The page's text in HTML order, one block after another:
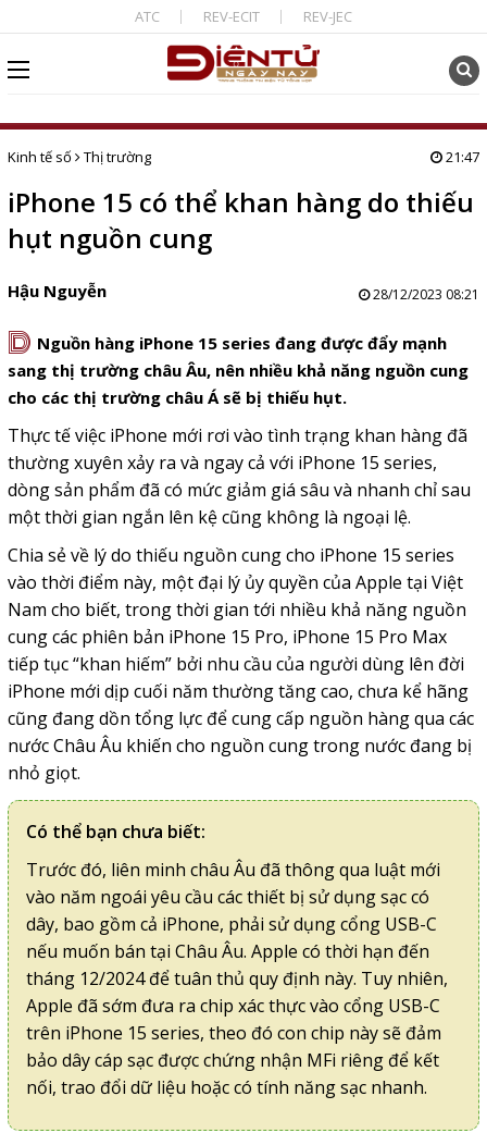
ATC REV-ECIT REV-JEC
Kinh tế số Thị trường 21:47
iPhone 15 có thể khan hàng do thiếu
hụt nguồn cung
Hậu Nguyễn 28/12/2023 08:21
D Nguồn hàng iPhone 15 series đang được đẩy mạnh
sang thị trường châu Âu, nên nhiều khả năng nguồn cung
cho các thị trường châu Á sẽ bị thiếu hụt.
Thực tế việc iPhone mới rơi vào tình trạng khan hàng đã
thường xuyên xảy ra và ngay cả với iPhone 15 series,
dòng sản phẩm đã có mức giảm giá sâu và nhanh chỉ sau
một thời gian ngắn lên kệ cũng không là ngoại lệ.
Chia sẻ về lý do thiếu nguồn cung cho iPhone 15 series
vào thời điểm này, một đại lý ủy quyền của Apple tại Việt
Nam cho biết, trong thời gian tới nhiều khả năng nguồn
cung các phiên bản iPhone 15 Pro, iPhone 15 Pro Max
tiếp tục “khan hiếm” bởi nhu cầu của người dùng lên đời
iPhone mới dịp cuối năm thường tăng cao, chưa kể hãng
cũng đang dồn tổng lực để cung cấp nguồn hàng qua các
nước Châu Âu khiến cho nguồn cung trong nước đang bị
nhỏ giọt.
Có thể bạn chưa biết:
Trước đó, liên minh châu Âu đã thông qua luật mới
vào năm ngoái yêu cầu các thiết bị sử dụng sạc có
dây, bao gồm cả iPhone, phải sử dụng cổng USB-C
nếu muốn bán tại Châu Âu. Apple có thời hạn đến
tháng 12/2024 để tuân thủ quy định này. Tuy nhiên,
Apple đã sớm đưa ra chip xác thực vào cổng USB-C
trên iPhone 15 series, theo đó con chip này sẽ đảm
bảo dây cáp sạc được chứng nhận MFi riêng để kết
nối, trao đổi dữ liệu hoặc có tính năng sạc nhanh.